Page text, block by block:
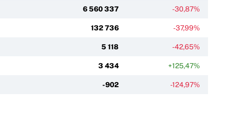
6 560 337 -30,87%
132 736 -37,99%
5 118 -42,65%
3 434 +125,47%
-902 -124,97%